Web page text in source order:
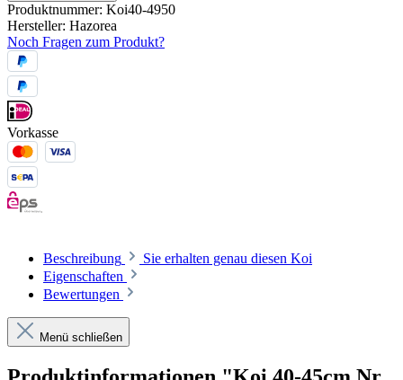
Produktnummer: Koi40-4950
Hersteller: Hazorea
Noch Fragen zum Produkt?
Vorkasse
Beschreibung
Sie erhalten genau diesen Koi
Eigenschaften
Bewertungen
Menü schließen